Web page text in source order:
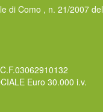
di Como , n. 21/2007 del
Euro 30.000 i.v.